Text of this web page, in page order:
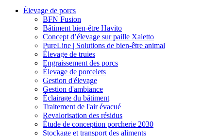
Élevage de porcs
BFN Fusion
Bâtiment bien-être Havito
Concept d’élevage sur paille Xaletto
PureLine | Solutions de bien-être animal
Élevage de truies
Engraissement des porcs
Élevage de porcelets
Gestion d'élevage
Gestion d'ambiance
Éclairage du bâtiment
Traitement de l'air évacué
Revalorisation des résidus
Étude de conception porcherie 2030
Stockage et transport des aliments